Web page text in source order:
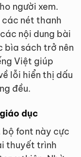
người xem.
nét thanh
nội dung bài
bìa sách trở nên
Việt giúp
lỗi hiển thị dấu
đều.
dục
font này cực
thuyết trình